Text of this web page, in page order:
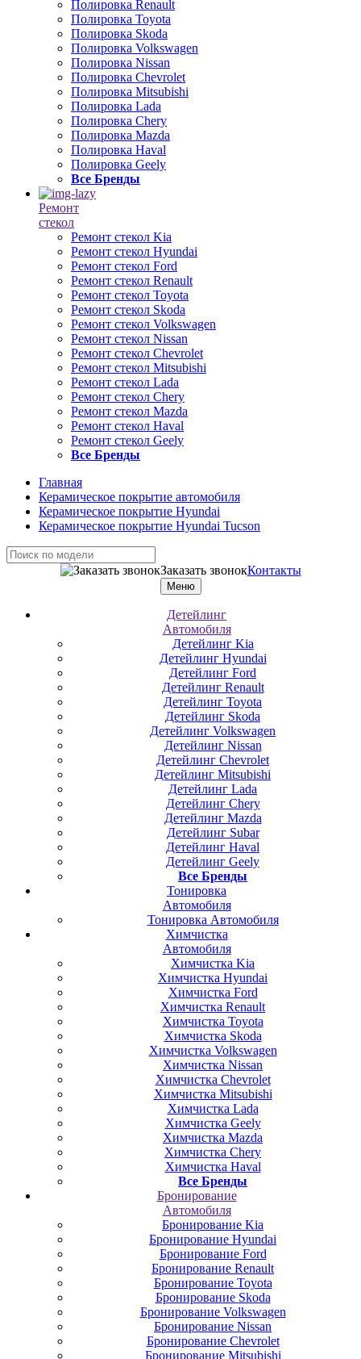
Полировка Renault
Полировка Toyota
Полировка Skoda
Полировка Volkswagen
Полировка Nissan
Полировка Chevrolet
Полировка Mitsubishi
Полировка Lada
Полировка Chery
Полировка Mazda
Полировка Haval
Полировка Geely
Все Бренды
Ремонт
стекол
Ремонт стекол Kia
Ремонт стекол Hyundai
Ремонт стекол Ford
Ремонт стекол Renault
Ремонт стекол Toyota
Ремонт стекол Skoda
Ремонт стекол Volkswagen
Ремонт стекол Nissan
Ремонт стекол Chevrolet
Ремонт стекол Mitsubishi
Ремонт стекол Lada
Ремонт стекол Chery
Ремонт стекол Mazda
Ремонт стекол Haval
Ремонт стекол Geely
Все Бренды
Главная
Керамическое покрытие автомобиля
Керамическое покрытие Hyundai
Керамическое покрытие Hyundai Tucson
Заказать звонокКонтакты
Меню
Детейлинг
Автомобиля
Детейлинг Kia
Детейлинг Hyundai
Детейлинг Ford
Детейлинг Renault
Детейлинг Toyota
Детейлинг Skoda
Детейлинг Volkswagen
Детейлинг Nissan
Детейлинг Chevrolet
Детейлинг Mitsubishi
Детейлинг Lada
Детейлинг Chery
Детейлинг Mazda
Детейлинг Subar
Детейлинг Haval
Детейлинг Geely
Все Бренды
Тонировка
Автомобиля
Тонировка Автомобиля
Химчистка
Автомобиля
Химчистка Kia
Химчистка Hyundai
Химчистка Ford
Химчистка Renault
Химчистка Toyota
Химчистка Skoda
Химчистка Volkswagen
Химчистка Nissan
Химчистка Chevrolet
Химчистка Mitsubishi
Химчистка Lada
Химчистка Geely
Химчистка Mazda
Химчистка Chery
Химчистка Haval
Все Бренды
Бронирование
Автомобиля
Бронирование Kia
Бронирование Hyundai
Бронирование Ford
Бронирование Renault
Бронирование Toyota
Бронирование Skoda
Бронирование Volkswagen
Бронирование Nissan
Бронирование Chevrolet
Бронирование Mitsubishi